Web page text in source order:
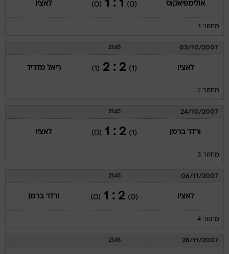
אולימפיאקוס (0)
1 : 1
(0) לאציו
מחזור 1
03/10/2007
21:45
לאציו (1)
2 : 2
(1) ריאל מדריד
מחזור 2
24/10/2007
21:45
ורדר ברמן (1)
2 : 1
(0) לאציו
מחזור 3
06/11/2007
21:45
לאציו (0)
2 : 1
(0) ורדר ברמן
מחזור 4
28/11/2007
21:45